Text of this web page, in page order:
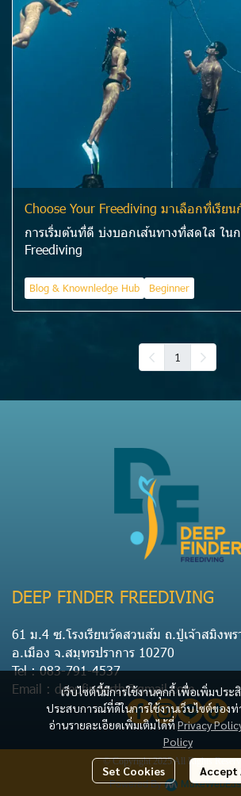
Choose Your Freediving มาเลือกที่เรียน
การเริ่มต้นที่ดี บ่งบอกเส้นทางที่สดใส ในก
Freediving
Blog & Knownledge Hub Beginner
1
เว็บไซต์นี้มีการใช้งานคุกกี้ เพื่อเพิ่มปร
ประสบการณ์ที่ดีในการใช้งานเว็บไซต์ของ
อ่านรายละเอียดเพิ่มเติมได้ที่ Privacy
Policy
Set Cookies Accept
DEEP FINDER FREEDIVING
61 ม.4 ซ.โรงเรียนวัดสวนส้ม ถ.ปู่เจ้าสมิงพร
อ.เมือง จ.สมุทรปราการ 10270
Tel : 083-791-4537
Email : deepfinderth@gmail.com
© Copyright 2025 All Rights
Powered By